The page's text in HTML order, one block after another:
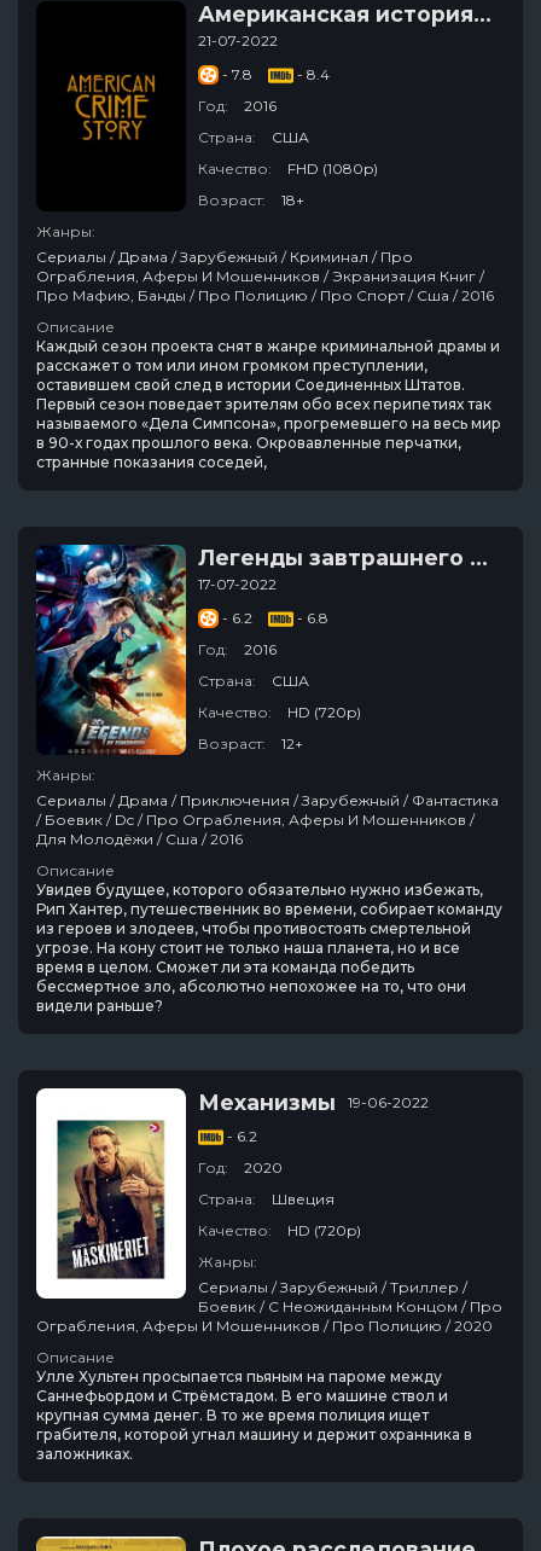
Американская история преступлений
21-07-2022
- 7.8
- 8.4
Год:
2016
Страна:
США
Качество:
FHD (1080p)
Возраст:
18+
Жанры:
Сериалы / Драма / Зарубежный / Криминал / Про
Ограбления, Аферы И Мошенников / Экранизация Книг /
Про Мафию, Банды / Про Полицию / Про Спорт / Сша / 2016
Описание
Каждый сезон проекта снят в жанре криминальной драмы и
расскажет о том или ином громком преступлении,
оставившем свой след в истории Соединенных Штатов.
Первый сезон поведает зрителям обо всех перипетиях так
называемого «Дела Симпсона», прогремевшего на весь мир
в 90-х годах прошлого века. Окровавленные перчатки,
странные показания соседей,
Легенды завтрашнего дня
17-07-2022
- 6.2
- 6.8
Год:
2016
Страна:
США
Качество:
HD (720p)
Возраст:
12+
Жанры:
Сериалы / Драма / Приключения / Зарубежный / Фантастика
/ Боевик / Dc / Про Ограбления, Аферы И Мошенников /
Для Молодёжи / Сша / 2016
Описание
Увидев будущее, которого обязательно нужно избежать,
Рип Хантер, путешественник во времени, собирает команду
из героев и злодеев, чтобы противостоять смертельной
угрозе. На кону стоит не только наша планета, но и все
время в целом. Сможет ли эта команда победить
бессмертное зло, абсолютно непохожее на то, что они
видели раньше?
Механизмы
19-06-2022
- 6.2
Год:
2020
Страна:
Швеция
Качество:
HD (720p)
Жанры:
Сериалы / Зарубежный / Триллер /
Боевик / С Неожиданным Концом / Про
Ограбления, Аферы И Мошенников / Про Полицию / 2020
Описание
Улле Хультен просыпается пьяным на пароме между
Саннефьордом и Стрёмстадом. В его машине ствол и
крупная сумма денег. В то же время полиция ищет
грабителя, которой угнал машину и держит охранника в
заложниках.